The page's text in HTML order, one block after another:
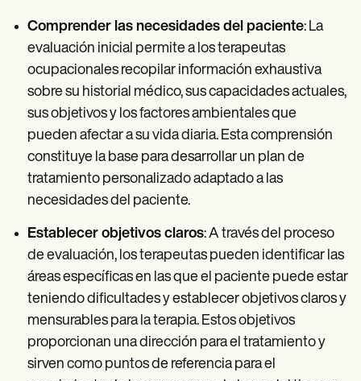
Comprender las necesidades del paciente: La
evaluación inicial permite a los terapeutas
ocupacionales recopilar información exhaustiva
sobre su historial médico, sus capacidades actuales,
sus objetivos y los factores ambientales que
pueden afectar a su vida diaria. Esta comprensión
constituye la base para desarrollar un plan de
tratamiento personalizado adaptado a las
necesidades del paciente.
Establecer objetivos claros: A través del proceso
de evaluación, los terapeutas pueden identificar las
áreas específicas en las que el paciente puede estar
teniendo dificultades y establecer objetivos claros y
mensurables para la terapia. Estos objetivos
proporcionan una dirección para el tratamiento y
sirven como puntos de referencia para el